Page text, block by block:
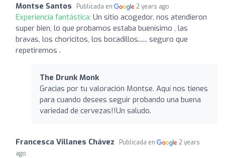
Montse Santos Publicada en 2 years ago
Experiencia fantástica: Un sitio acogedor, nos atendieron
super bien, lo que probamos estaba buenísimo , las
bravas, los choricitos, los bocadillos...... seguro que
repetiremos .
The Drunk Monk
Gracias por tu valoración Montse. Aquí nos tienes
para cuando desees seguir probando una buena
variedad de cervezas!!Un saludo.
Francesca Villanes Chávez Publicada en
2 years
ago